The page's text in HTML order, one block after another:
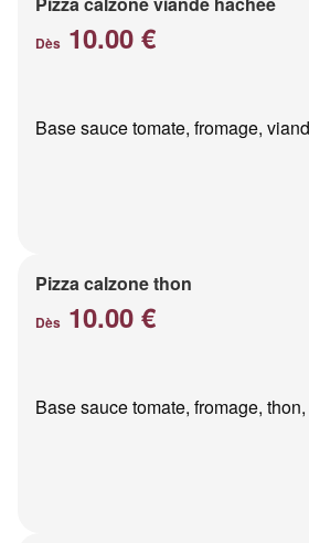
Dès 10.00 €
Base sauce tomate, fromage,
Pizza calzone thon
Dès 10.00 €
Base sauce tomate, fromage,